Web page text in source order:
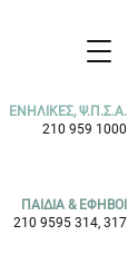
ΕΝΗΛΙΚΕΣ, Ψ.Π.Σ.Α.
210 959 1000
ΠΑΙΔΙΑ & ΕΦΗΒΟΙ
210 9595 314, 317